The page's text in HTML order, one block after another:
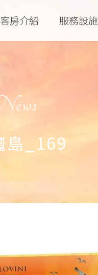
客房介紹 服務設施
島_169